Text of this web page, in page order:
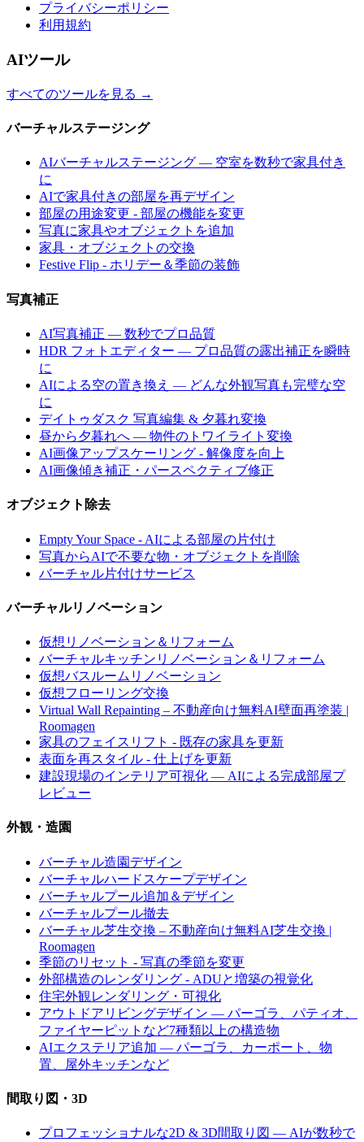
プライバシーポリシー
利用規約
AIツール
すべてのツールを見る →
バーチャルステージング
AIバーチャルステージング — 空室を数秒で家具付き
に
AIで家具付きの部屋を再デザイン
部屋の用途変更 - 部屋の機能を変更
写真に家具やオブジェクトを追加
家具・オブジェクトの交換
Festive Flip - ホリデー＆季節の装飾
写真補正
AI写真補正 — 数秒でプロ品質
HDR フォトエディター — プロ品質の露出補正を瞬時
に
AIによる空の置き換え — どんな外観写真も完璧な空
に
デイトゥダスク 写真編集 & 夕暮れ変換
昼から夕暮れへ — 物件のトワイライト変換
AI画像アップスケーリング - 解像度を向上
AI画像傾き補正・パースペクティブ修正
オブジェクト除去
Empty Your Space - AIによる部屋の片付け
写真からAIで不要な物・オブジェクトを削除
バーチャル片付けサービス
バーチャルリノベーション
仮想リノベーション＆リフォーム
バーチャルキッチンリノベーション＆リフォーム
仮想バスルームリノベーション
仮想フローリング交換
Virtual Wall Repainting – 不動産向け無料AI壁面再塗装 |
Roomagen
家具のフェイスリフト - 既存の家具を更新
表面を再スタイル - 仕上げを更新
建設現場のインテリア可視化 — AIによる完成部屋プ
レビュー
外観・造園
バーチャル造園デザイン
バーチャルハードスケープデザイン
バーチャルプール追加＆デザイン
バーチャルプール撤去
バーチャル芝生交換 – 不動産向け無料AI芝生交換 |
Roomagen
季節のリセット - 写真の季節を変更
外部構造のレンダリング - ADUと増築の視覚化
住宅外観レンダリング・可視化
アウトドアリビングデザイン — パーゴラ、パティオ、
ファイヤーピットなど7種類以上の構造物
AIエクステリア追加 — パーゴラ、カーポート、物
置、屋外キッチンなど
間取り図・3D
プロフェッショナルな2D & 3D間取り図 — AIが数秒で